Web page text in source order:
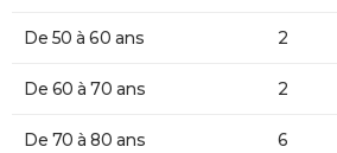
De 50 à 60 ans 2
De 60 à 70 ans 2
De 70 à 80 ans 6